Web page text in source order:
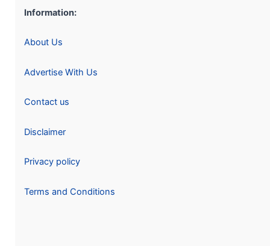
Information:
About Us
Advertise With Us
Contact us
Disclaimer
Privacy policy
Terms and Conditions